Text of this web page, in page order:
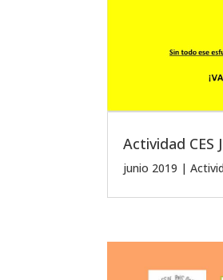
Actividad CES
junio 2019 |